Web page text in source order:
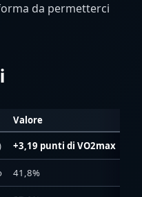
da permetterci
Valore
+3,19 punti di VO2max
41,8%